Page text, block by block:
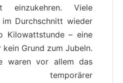
einzukehren. Viele
Durchschnitt wieder
Kilowattstunde – eine
Grund zum Jubeln.
waren vor allem das